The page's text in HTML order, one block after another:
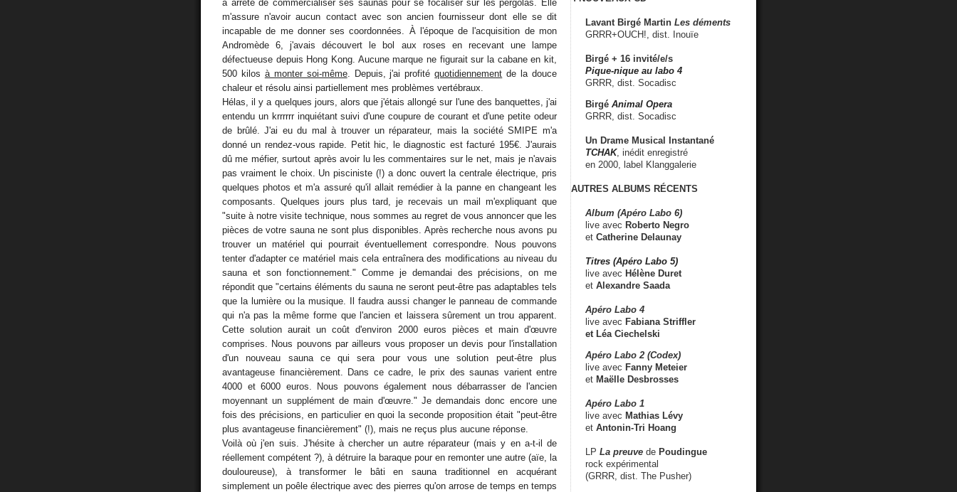
a arrêté de commercialiser ses saunas pour se focaliser sur les pergolas. Elle
m'assure n'avoir aucun contact avec son ancien fournisseur dont elle se dit
incapable de me donner ses coordonnées. À l'époque de l'acquisition de mon
Andromède 6, j'avais découvert le bol aux roses en recevant une lampe
défectueuse depuis Hong Kong. Aucune marque ne figurait sur la cabane en kit,
500 kilos à monter soi-même. Depuis, j'ai profitéquotidiennement de la douce
chaleur et résolu ainsi partiellement mes problèmes vertébraux.
Hélas, il y a quelques jours, alors que j'étais allongé sur l'une des banquettes, j'ai
entendu un krrrrrr inquiétant suivi d'une coupure de courant et d'une petite odeur
de brûlé. J'ai eu du mal à trouver un réparateur, mais la société SMIPE m'a
donné un rendez-vous rapide. Petit hic, le diagnostic est facturé 195€. J'aurais
dû me méfier, surtout après avoir lu les commentaires sur le net, mais je n'avais
pas vraiment le choix. Un pisciniste (!) a donc ouvert la centrale électrique, pris
quelques photos et m'a assuré qu'il allait remédier à la panne en changeant les
composants. Quelques jours plus tard, je recevais un mail m'expliquant que
"suite à notre visite technique, nous sommes au regret de vous annoncer que les
pièces de votre sauna ne sont plus disponibles. Après recherche nous avons pu
trouver un matériel qui pourrait éventuellement correspondre. Nous pouvons
tenter d'adapter ce matériel mais cela entraînera des modifications au niveau du
sauna et son fonctionnement." Comme je demandai des précisions, on me
répondit que "certains éléments du sauna ne seront peut-être pas adaptables tels
que la lumière ou la musique. Il faudra aussi changer le panneau de commande
qui n'a pas la même forme que l'ancien et laissera sûrement un trou apparent.
Cette solution aurait un coût d'environ 2000 euros pièces et main d'œuvre
comprises. Nous pouvons par ailleurs vous proposer un devis pour l'installation
d'un nouveau sauna ce qui sera pour vous une solution peut-être plus
avantageuse financièrement. Dans ce cadre, le prix des saunas varient entre
4000 et 6000 euros. Nous pouvons également nous débarrasser de l'ancien
moyennant un supplément de main d'œuvre." Je demandais donc encore une
fois des précisions, en particulier en quoi la seconde proposition était "peut-être
plus avantageuse financièrement" (!), mais ne reçus plus aucune réponse.
Voilà où j'en suis. J'hésite à chercher un autre réparateur (mais y en a-t-il de
réellement compétent ?), à détruire la baraque pour en remonter une autre (aïe, la
douloureuse), à transformer le bâti en sauna traditionnel en acquérant
simplement un poêle électrique avec des pierres qu'on arrose de temps en temps
Lavant Birgé Martin Les déments
GRRR+OUCH!, dist. Inouïe
Birgé + 16 invité/e/s
Pique-nique au labo 4
GRRR, dist. Socadisc
Birgé Animal Opera
GRRR, dist. Socadisc
Un Drame Musical Instantané
TCHAK, inédit enregistré
en 2000, label Klanggalerie
AUTRES ALBUMS RÉCENTS
Album (Apéro Labo 6)
live avec Roberto Negro
et Catherine Delaunay
Titres (Apéro Labo 5)
live avec Hélène Duret
et Alexandre Saada
Apéro Labo 4
live avec Fabiana Striffler
et Léa Ciechelski
Apéro Labo 2 (Codex)
live avec Fanny Meteier
et Maëlle Desbrosses
Apéro Labo 1
live avec Mathias Lévy
et Antonin-Tri Hoang
LP La preuve de Poudingue
rock expérimental
(GRRR, dist. The Pusher)